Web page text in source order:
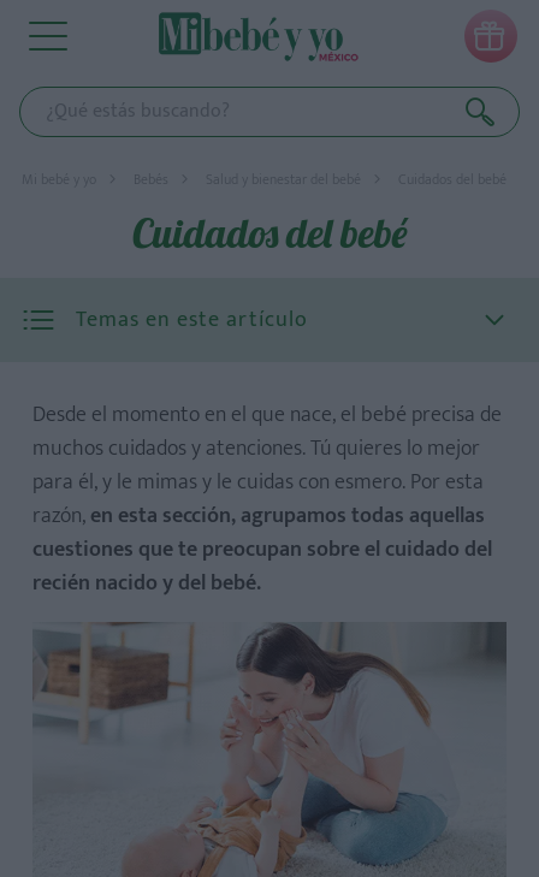

Mi bebé y yo Bebés Salud y bienestar del bebé
Cuidados del bebé
Temas en este artículo
Desde el momento en el que nace, el bebé precisa de
muchos cuidados y atenciones. Tú quieres lo mejor
para él, y le mimas y le cuidas con esmero. Por esta
razón,en esta sección, agrupamos todas aquellas
cuestiones que te preocupan sobre el cuidado del
recién nacido y del bebé.